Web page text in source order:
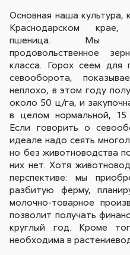
Основная наша культура,
Краснодарском
пшеница. Мы
продовольственное
класса. Горох сеем для
севооборота,
неплохо, в этом году
около 50 ц/га, и
в целом нормальной,
Если говорить о
идеале надо сеять
но без животноводства
них нет. Хотя
перспективе: мы
разбитую ферму,
молочно-товарное
позволит получать
круглый год. Кроме
необходима в